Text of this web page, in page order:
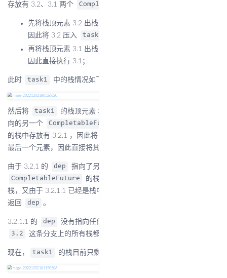
存放有 3.2、3.1 两个
Completion
先将栈顶元素 3.2 出栈，由于 3.2 不为栈中的最后一个元素，
因此将 3.2 压入
task1
再将栈顶元素 3.1 出栈，由于 3.1 已经是栈中最后一个元素，
因此直接执行 3.1；
此时 task1 中的栈情况如下：
然后将 task1 的栈顶元素 3.2 出栈并执行，由于 3.2 的
向的另一个
CompletableFuture
的栈中存放有 3.2.1 ，因此将 3.2.1 出栈，又由于 3.2.1 已经是栈中
最后一个元素，因此直接将其执行并返回
由于 3.2.1 的 dep 指向了另一个
CompletableFuture
的栈中存放有 3.2.1.1 ，因此将 3.2.1.1 出
栈，又由于 3.2.1.1 已经是栈中最后一个元素，因此直接将其执行并
返回
dep 。
3.2.1.1 的 dep 没有指向任何
3.2
这条分支上的所有栈都已经清空，此轮执行结束。
现在， task1 的栈目前只剩 2 一个